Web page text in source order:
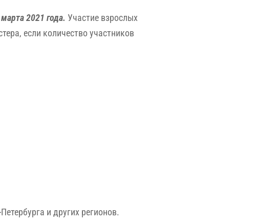
2021 года. Участие взрослых
если количество участников
и других регионов.